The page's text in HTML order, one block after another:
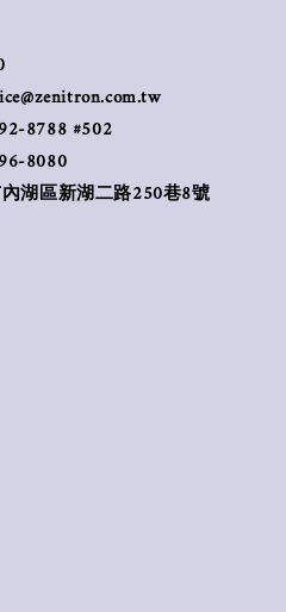
8788 #502
8080
湖區新湖二路250巷8號